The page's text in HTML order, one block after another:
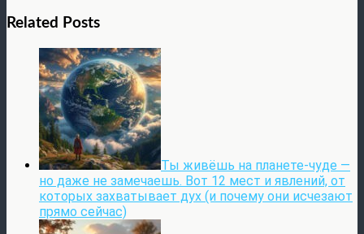
Related Posts
Ты живёшь на планете-чуде —
но даже не замечаешь. Вот 12 мест и явлений, от
которых захватывает дух (и почему они исчезают
прямо сейчас)